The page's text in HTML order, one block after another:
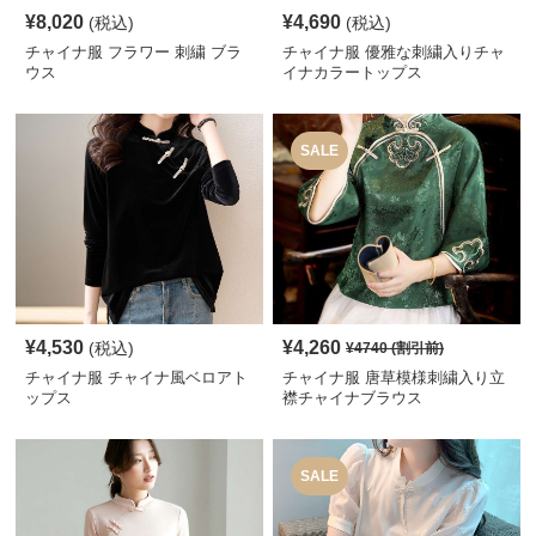
¥8,020 (税込)
チャイナ服 フラワー 刺繍 ブラ
ウス
¥4,690 (税込)
チャイナ服 優雅な刺繍入りチャ
イナカラートップス
¥4,530 (税込)
チャイナ服 チャイナ風ベロアト
ップス
SALE
¥4,260 ¥4740(割引前)
チャイナ服 唐草模様刺繍入り立
襟チャイナブラウス
SALE